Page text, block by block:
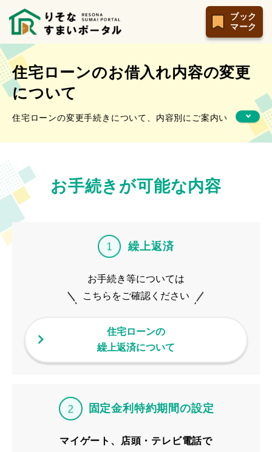
ブック
マーク
住宅ローンのお借入れ内容の変更
について
住宅ローンの変更手続きについて、内容別にご案内い
お手続きが可能な内容
繰上返済
お手続き等については
こちらをご確認ください
住宅ローンの
繰上返済について
固定金利特約期間の設定
マイゲート、店頭・テレビ電話で